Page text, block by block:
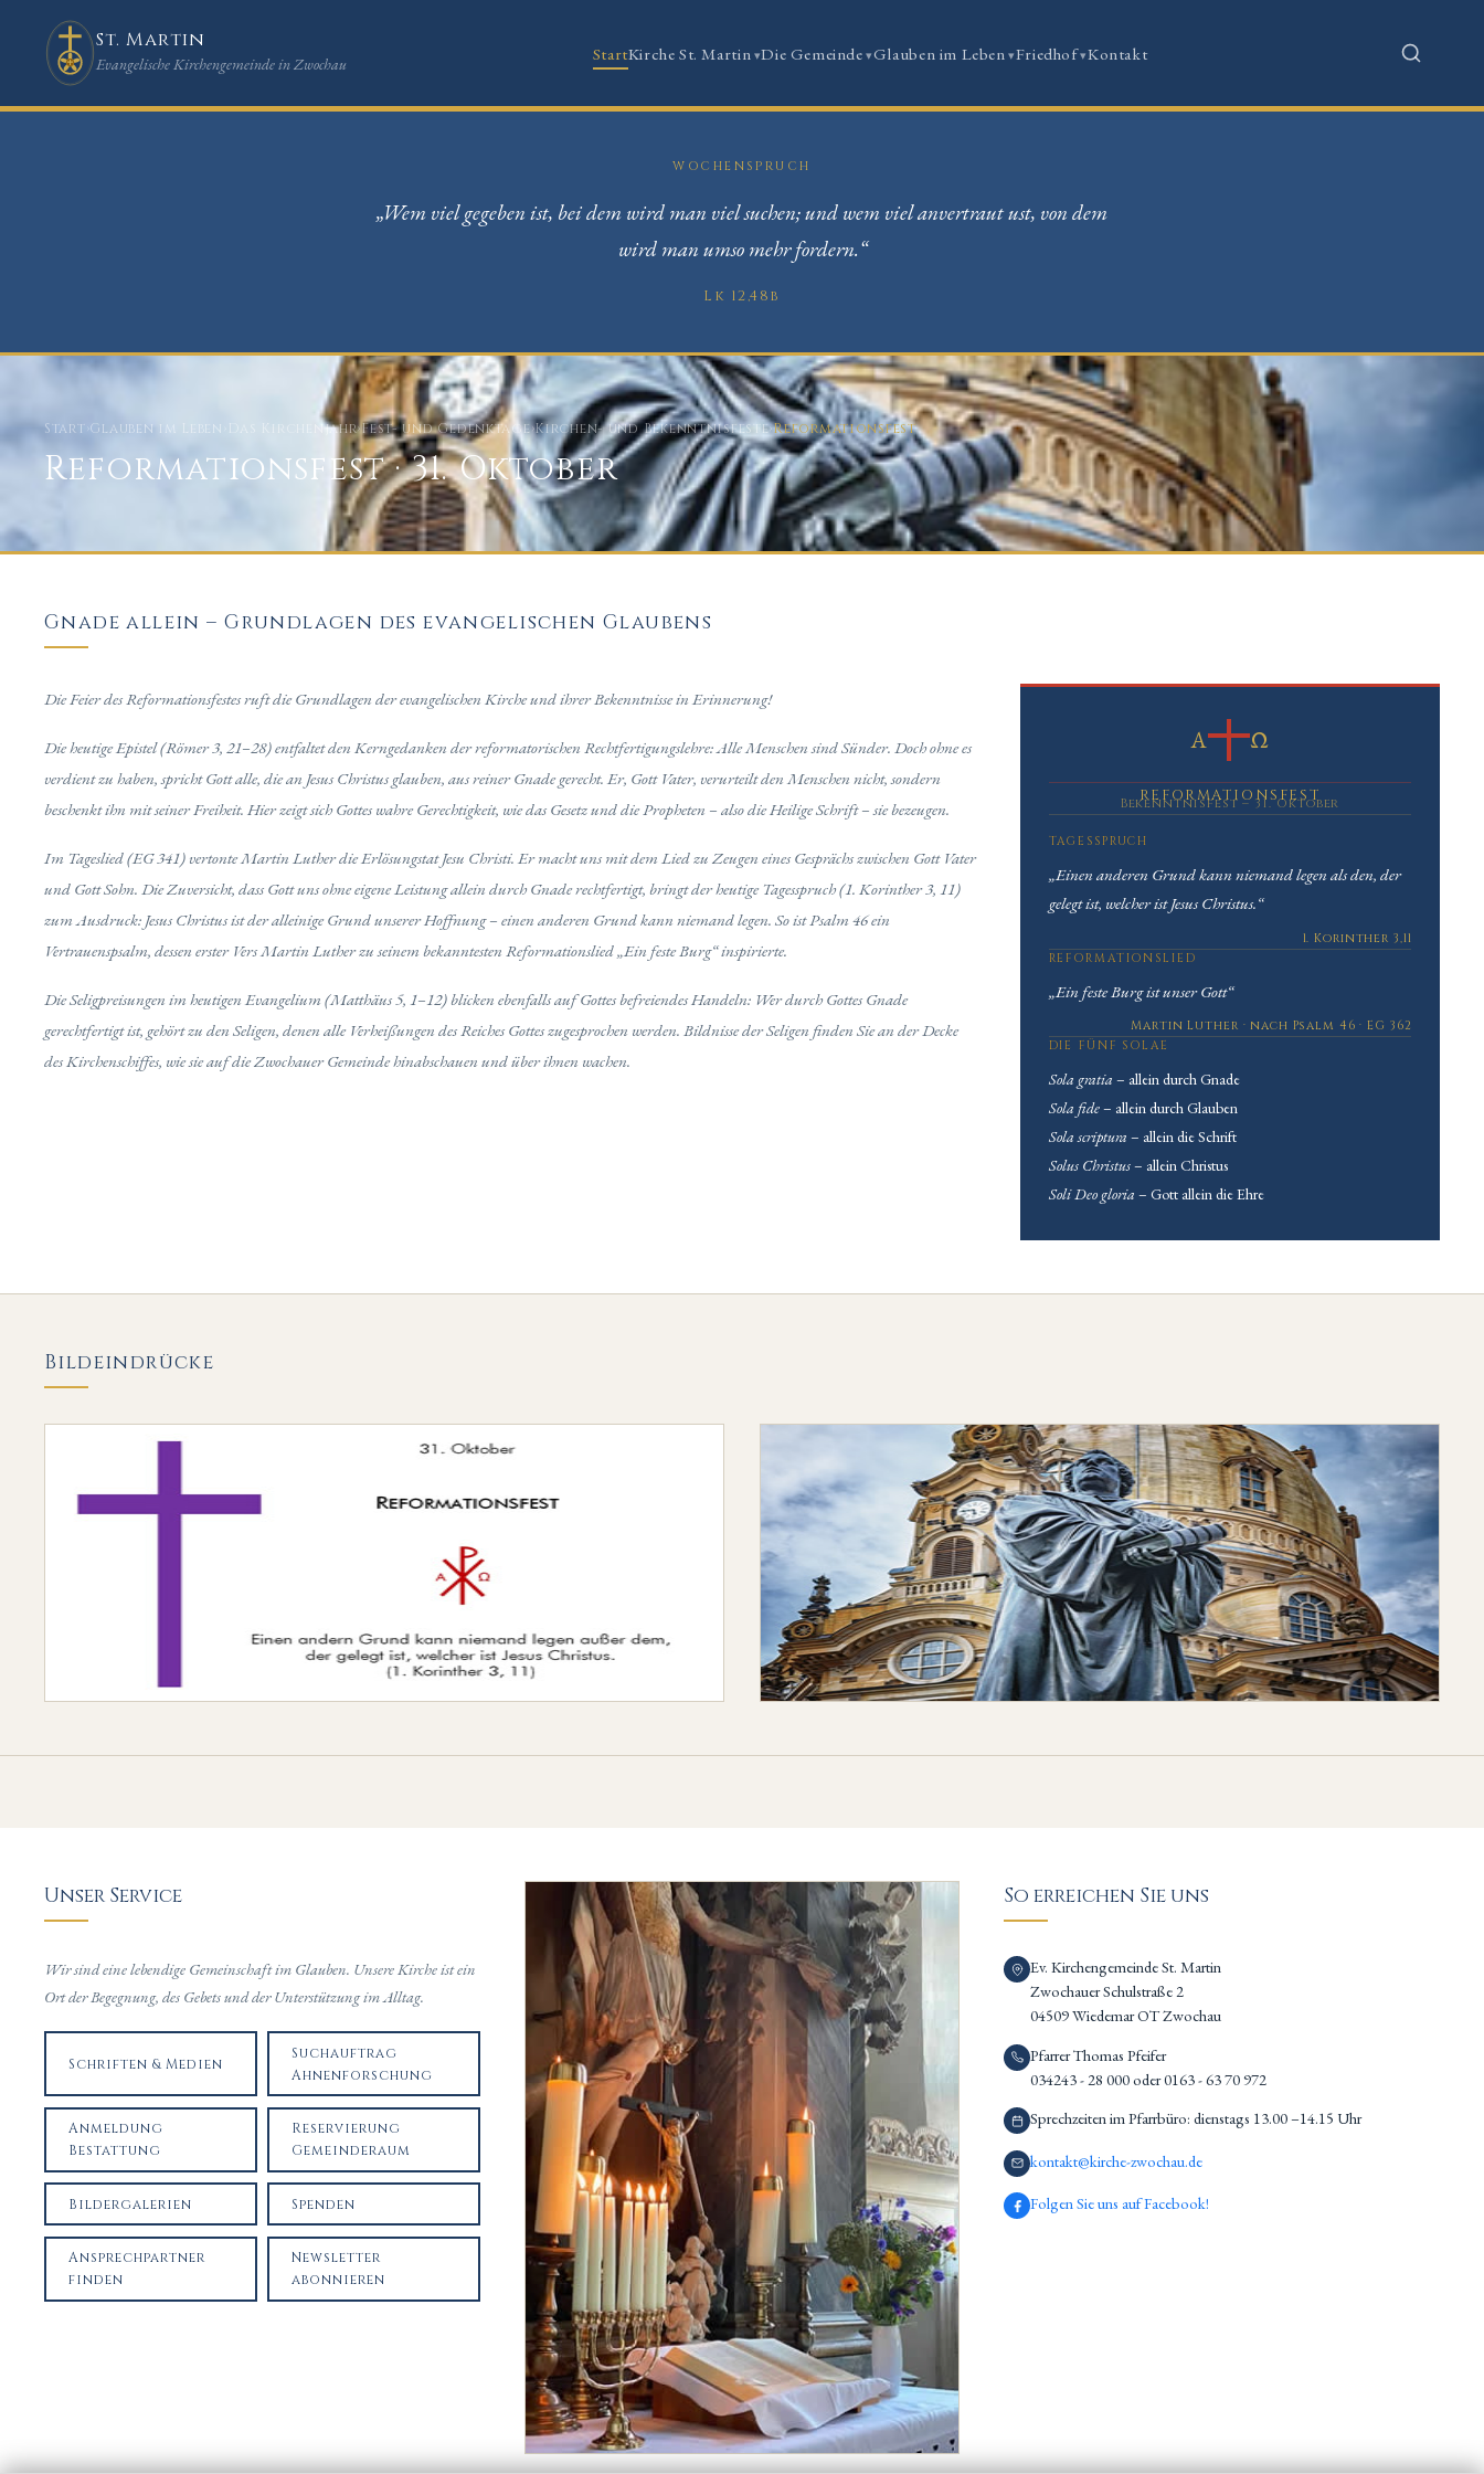
St. Martin
Evangelische Kirchengemeinde in Zwochau StartKirche St. Martin Die Gemeinde Glauben im Leben Friedhof Kontakt
WOCHENSPRUCH
„Wem viel gegeben ist, bei dem wird man viel suchen; und wem viel anvertraut ust, von dem
wird man umso mehr fordern.“
Lk 12,48b
Start›Glauben im Leben Das Kirchenjahr›Fest- und Gedenktage›Kirchen- und Bekenntnisfeste›Reformationsfest
Reformationsfest · 31. Oktober
Gnade allein – Grundlagen des evangelischen Glaubens
Die Feier des Reformationsfestes ruft die Grundlagen der evangelischen Kirche und ihrer Bekenntnisse in Erinnerung!
Die heutige Epistel (Römer 3, 21–28) entfaltet den Kerngedanken der reformatorischen Rechtfertigungslehre: Alle Menschen sind Sünder. Doch ohne es
verdient zu haben, spricht Gott alle, die an Jesus Christus glauben, aus reiner Gnade gerecht. Er, Gott Vater, verurteilt den Menschen nicht, sondern
beschenkt ihn mit seiner Freiheit. Hier zeigt sich Gottes wahre Gerechtigkeit, wie das Gesetz und die Propheten – also die Heilige Schrift – sie bezeugen.
Im Tageslied (EG 341) vertonte Martin Luther die Erlösungstat Jesu Christi. Er macht uns mit dem Lied zu Zeugen eines Gesprächs zwischen Gott Vater
und Gott Sohn. Die Zuversicht, dass Gott uns ohne eigene Leistung allein durch Gnade rechtfertigt, bringt der heutige Tagesspruch (1. Korinther 3, 11)
zum Ausdruck: Jesus Christus ist der alleinige Grund unserer Hoffnung – einen anderen Grund kann niemand legen. So ist Psalm 46 ein
Vertrauenspsalm, dessen erster Vers Martin Luther zu seinem bekanntesten Reformationslied „Ein feste Burg“ inspirierte.
Die Seligpreisungen im heutigen Evangelium (Matthäus 5, 1–12) blicken ebenfalls auf Gottes befreiendes Handeln: Wer durch Gottes Gnade
gerechtfertigt ist, gehört zu den Seligen, denen alle Verheißungen des Reiches Gottes zugesprochen werden. Bildnisse der Seligen finden Sie an der Decke
des Kirchenschiffes, wie sie auf die Zwochauer Gemeinde hinabschauen und über ihnen wachen.
Α Ω
REFORMATIONSFEST
Bekenntnisfest – 31. Oktober
TAGESSPRUCH
„Einen anderen Grund kann niemand legen als den, der
gelegt ist, welcher ist Jesus Christus.“
1. Korinther 3,11
REFORMATIONSLIED
„Ein feste Burg ist unser Gott“
Martin Luther · nach Psalm 46 · EG 362
DIE FÜNF SOLAE
Sola gratia – allein durch Gnade
Sola fide– allein durch Glauben
Sola scriptura – allein die Schrift
Solus Christus– allein Christus
Soli Deo gloria – Gott allein die Ehre
Bildeindrücke
Unser Service
Wir sind eine lebendige Gemeinschaft im Glauben. Unsere Kirche ist ein
Ort der Begegnung, des Gebets und der Unterstützung im Alltag.
Schriften & Medien
Suchauftrag
Ahnenforschung
Anmeldung
Bestattung
Reservierung
Gemeinderaum
Bildergalerien Spenden
Ansprechpartner
finden
Newsletter
abonnieren
So erreichen Sie uns
Ev. Kirchengemeinde St. Martin
Zwochauer Schulstraße 2
04509 Wiedemar OT Zwochau
Pfarrer Thomas Pfeifer
034243 - 28 000 oder 0163 - 63 70 972
Sprechzeiten im Pfarrbüro: dienstags 13.00 –14.15 Uhr
kontakt@kirche-zwochau.de
Folgen Sie uns auf Facebook!